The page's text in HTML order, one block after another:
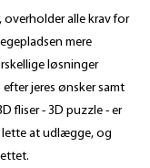
overholder alle krav for
mere
løsninger
jeres ønsker samt
fliser - 3D puzzle - er
at udlægge, og